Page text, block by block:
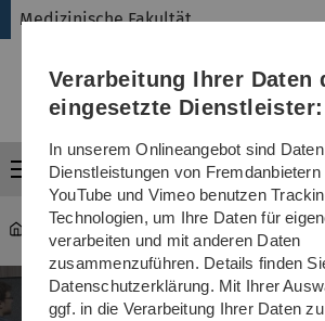
Direkt
Direkt
Direkt
Drucken,
Media)
Direkt
Direkt
Medizinische Fakultät
Menü
Medizinische Fakultät
Verarbeitung Ihrer Daten
eingesetzte Dienstleister:
In unserem Onlineangebot sind
Dienstleistungen von Fremdanbietern
YouTube und Vimeo benutzen
Technologien, um Ihre Daten für
verarbeiten und mit anderen Daten
zusammenzuführen. Details finden
Datenschutzerklärung. Mit Ihrer
ggf. in die Verarbeitung Ihrer Daten